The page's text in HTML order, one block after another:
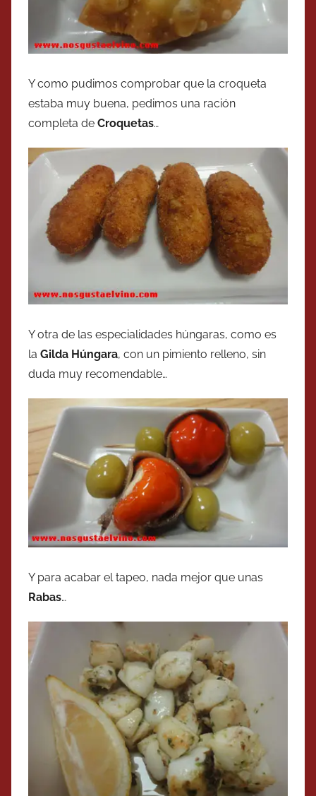
Y como pudimos comprobar que la croqueta
estaba muy buena, pedimos una ración
completa de Croquetas…
Y otra de las especialidades húngaras, como es
la Gilda Húngara, con un pimiento relleno, sin
duda muy recomendable…
Y para acabar el tapeo, nada mejor que unas
Rabas…